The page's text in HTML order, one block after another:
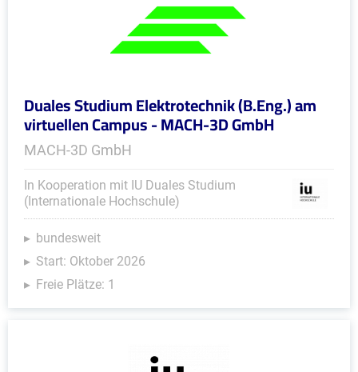
Duales Studium Elektrotechnik (B.Eng.) am
virtuellen Campus - MACH-3D GmbH
MACH-3D GmbH
In Kooperation mit IU Duales Studium
(Internationale Hochschule)
bundesweit
Start: Oktober 2026
Freie Plätze: 1